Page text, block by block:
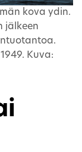
kova ydin.
jälkeen
Kuva: